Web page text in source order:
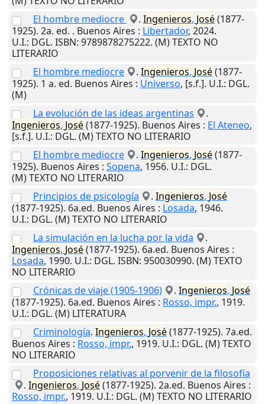
El hombre mediocre
. Ingenieros, José(1877-
1925). 2a. ed. . Buenos Aires : Libertador, 2024.
U.I.: DGL. ISBN: 9789878275222. (M) TEXTO NO
LITERARIO
El hombre mediocre
. Ingenieros, José(1877-
1925). 1 a. ed. Buenos Aires : Universo, [s.f.]. U.I.: DGL.
(M)
La evolución de las ideas argentinas
.
Ingenieros, José(1877-1925). Buenos Aires : El Ateneo,
[s.f.]. U.I.: DGL. (M) TEXTO NO LITERARIO
El hombre mediocre
. Ingenieros, José(1877-
1925). Buenos Aires : Sopena, 1956. U.I.: DGL.
(M) TEXTO NO LITERARIO
Principios de psicología
. Ingenieros, José
(1877-1925). 6a.ed. Buenos Aires : Losada, 1946.
U.I.: DGL. (M) TEXTO NO LITERARIO
La simulación en la lucha por la vida
.
Ingenieros, José(1877-1925). 6a.ed. Buenos Aires :
Losada, 1990. U.I.: DGL. ISBN: 950030990. (M) TEXTO
NO LITERARIO
Crónicas de viaje (1905-1906)
. Ingenieros, José
(1877-1925). 6a.ed. Buenos Aires : Rosso, impr., 1919.
U.I.: DGL. (M) LITERATURA
Criminología. Ingenieros, José(1877-1925). 7a.ed.
Buenos Aires : Rosso, impr., 1919. U.I.: DGL. (M) TEXTO
NO LITERARIO
Proposiciones relativas al porvenir de la filosofía
. Ingenieros, José(1877-1925). 2a.ed. Buenos Aires :
Rosso, impr., 1919. U.I.: DGL. (M) TEXTO NO LITERARIO